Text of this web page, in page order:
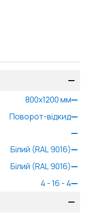
800x1200мм
Поворот-відкид
Білий (RAL 9016)
Білий (RAL 9016)
4 - 16 - 4